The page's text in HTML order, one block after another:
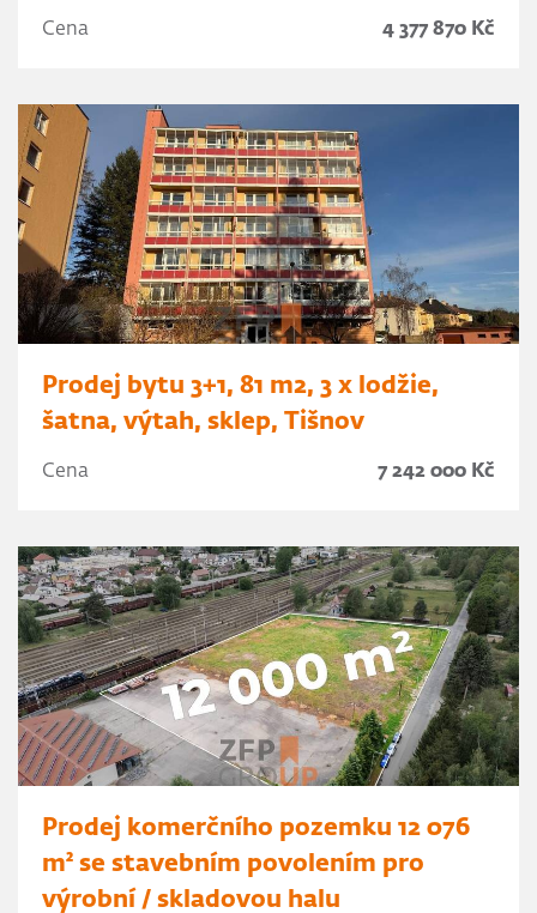
Cena 4 377 870 Kč
Prodej bytu 3+1, 81 m2, 3 x lodžie,
šatna, výtah, sklep, Tišnov
Cena 7 242 000 Kč
Prodej komerčního pozemku 12 076
m² se stavebním povolením pro
výrobní / skladovou halu